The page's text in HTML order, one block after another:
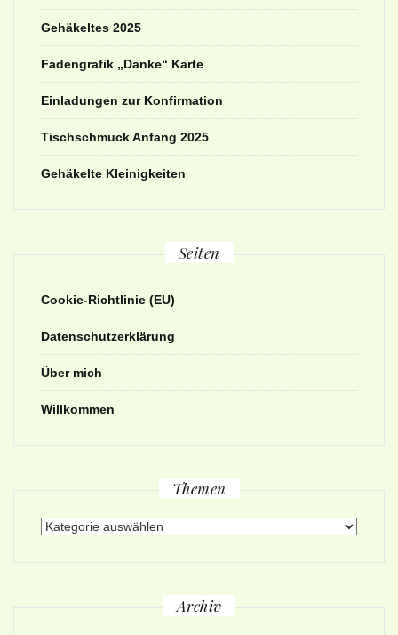
Gehäkeltes 2025
Fadengrafik „Danke“ Karte
Einladungen zur Konfirmation
Tischschmuck Anfang 2025
Gehäkelte Kleinigkeiten
Seiten
Cookie-Richtlinie (EU)
Datenschutzerklärung
Über mich
Willkommen
Themen
Themen
Archiv